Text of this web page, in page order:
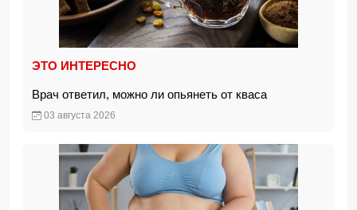
ЭТО ИНТЕРЕСНО
Врач ответил, можно ли опьянеть от кваса
03 августа 2026